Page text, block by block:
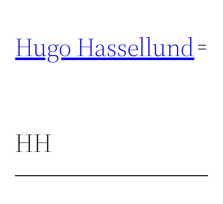
innehåll
Hugo Hassellund
HH